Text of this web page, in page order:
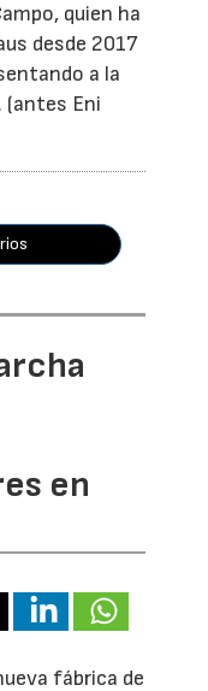
quien ha
desde 2017
a la
(antes Eni
en
fábrica de